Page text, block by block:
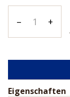
–
Medievo
Gran
Menge
+
Eigenschaften